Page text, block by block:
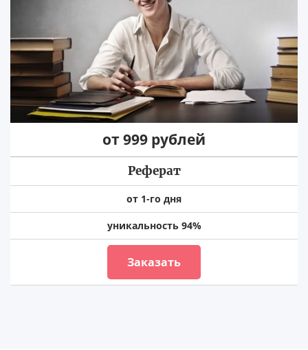
от 999 рублей
Реферат
от 1-го дня
уникальность 94%
Заказать